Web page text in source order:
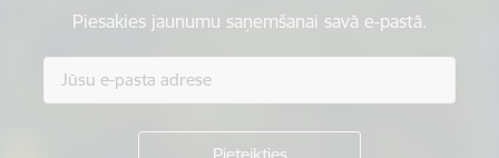
Piesakies jaunumu saņemšanai savā e-pastā.